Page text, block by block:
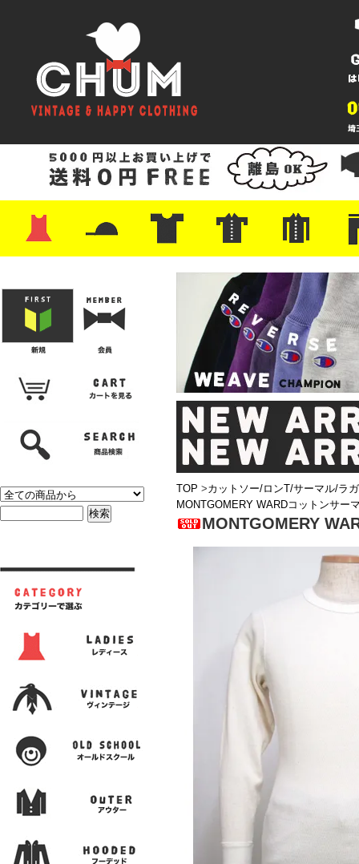
・レザーシューズ/スニーカー
・プリントTシャツ
・バンド/ツアー
・キャラクター
・Nike/adidas/スポーツ
・チャンピオン
・サーフ/スケート
・ボーダー/総柄/無地
・フットボール/リンガー
・タンクトップ/NBA・ポロシャツ
・半袖シャツ
・アロハ/サーフ/ボーリング
・ラルフ/ブランド
・無地/チェック/ストラ
・ワーク/ミリタリー/ウ
・ネル/ウール ・ショ
・アウ
・ジー
・
・ミリ
・コー
・コッ
・オー
・ジャ
ン
TOP >カットソー/ロンT/サーマル/ラ
MONTGOMERY WARDコットンサー
MONTGOMERY